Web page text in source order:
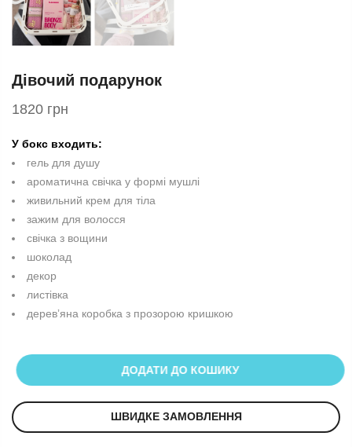
Дівочий подарунок
1820 грн
У бокс входить:
гель для душу
ароматична свічка у формі мушлі
живильний крем для тіла
зажим для волосся
свічка з вощини
шоколад
декор
листівка
деревʼяна коробка з прозорою кришкою
ДОДАТИ ДО КОШИКУ
ШВИДКЕ ЗАМОВЛЕННЯ